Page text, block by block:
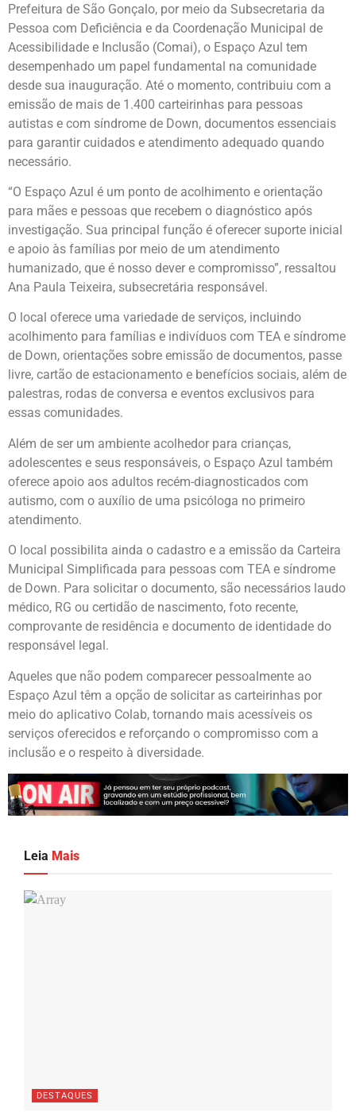
Prefeitura de São Gonçalo, por meio da Subsecretaria da
Pessoa com Deficiência e da Coordenação Municipal de
Acessibilidade e Inclusão (Comai), o Espaço Azul tem
desempenhado um papel fundamental na comunidade
desde sua inauguração. Até o momento, contribuiu com a
emissão de mais de 1.400 carteirinhas para pessoas
autistas e com síndrome de Down, documentos essenciais
para garantir cuidados e atendimento adequado quando
necessário.
“O Espaço Azul é um ponto de acolhimento e orientação
para mães e pessoas que recebem o diagnóstico após
investigação. Sua principal função é oferecer suporte inicial
e apoio às famílias por meio de um atendimento
humanizado, que é nosso dever e compromisso”, ressaltou
Ana Paula Teixeira, subsecretária responsável.
O local oferece uma variedade de serviços, incluindo
acolhimento para famílias e indivíduos com TEA e síndrome
de Down, orientações sobre emissão de documentos, passe
livre, cartão de estacionamento e benefícios sociais, além de
palestras, rodas de conversa e eventos exclusivos para
essas comunidades.
Além de ser um ambiente acolhedor para crianças,
adolescentes e seus responsáveis, o Espaço Azul também
oferece apoio aos adultos recém-diagnosticados com
autismo, com o auxílio de uma psicóloga no primeiro
atendimento.
O local possibilita ainda o cadastro e a emissão da Carteira
Municipal Simplificada para pessoas com TEA e síndrome
de Down. Para solicitar o documento, são necessários laudo
médico, RG ou certidão de nascimento, foto recente,
comprovante de residência e documento de identidade do
responsável legal.
Aqueles que não podem comparecer pessoalmente ao
Espaço Azul têm a opção de solicitar as carteirinhas por
meio do aplicativo Colab, tornando mais acessíveis os
serviços oferecidos e reforçando o compromisso com a
inclusão e o respeito à diversidade.
Leia Mais
DESTAQUES